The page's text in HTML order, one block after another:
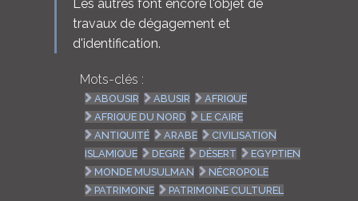
Les autres font encore l'objet de
travaux de dégagement et
d'identification.
Mots-clés :
ABOUSIR ABUSIR
AFRIQUE
AFRIQUE DU NORD
LE CAIRE
ANTIQUITÉ
ARABE
CIVILISATION
ISLAMIQUE
DEGRÉ DÉSERT
EGYPTIEN
MONDE MUSULMAN
NÉCROPOLE
PATRIMOINE
PATRIMOINE CULTUREL